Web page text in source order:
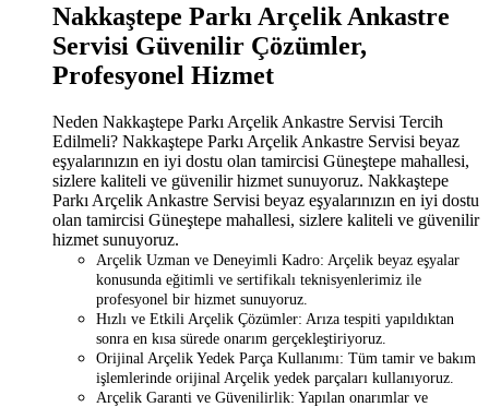
Nakkaştepe Parkı Arçelik Ankastre
Servisi Güvenilir Çözümler,
Profesyonel Hizmet
Neden Nakkaştepe Parkı Arçelik Ankastre Servisi Tercih
Edilmeli? Nakkaştepe Parkı Arçelik Ankastre Servisi beyaz
eşyalarınızın en iyi dostu olan tamircisi Güneştepe mahallesi,
sizlere kaliteli ve güvenilir hizmet sunuyoruz. Nakkaştepe
Parkı Arçelik Ankastre Servisi beyaz eşyalarınızın en iyi dostu
olan tamircisi Güneştepe mahallesi, sizlere kaliteli ve güvenilir
hizmet sunuyoruz.
Arçelik Uzman ve Deneyimli Kadro: Arçelik beyaz eşyalar
konusunda eğitimli ve sertifikalı teknisyenlerimiz ile
profesyonel bir hizmet sunuyoruz.
Hızlı ve Etkili Arçelik Çözümler: Arıza tespiti yapıldıktan
sonra en kısa sürede onarım gerçekleştiriyoruz.
Orijinal Arçelik Yedek Parça Kullanımı: Tüm tamir ve bakım
işlemlerinde orijinal Arçelik yedek parçaları kullanıyoruz.
Arçelik Garanti ve Güvenilirlik: Yapılan onarımlar ve